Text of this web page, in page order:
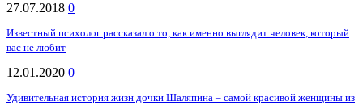
27.07.2018 0
Известный психолог рассказал о то, как именно выглядит человек, который
вас не любит
12.01.2020 0
Удивительная история жизн дочки Шаляпина – самой красивой женщины из